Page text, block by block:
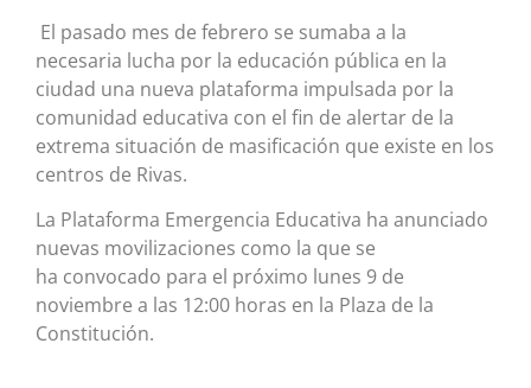
El pasado mes de febrero se sumaba a la
necesaria lucha por la educación pública en la
ciudad una nueva plataforma impulsada por la
comunidad educativa con el fin de alertar de la
extrema situación de masificación que existe en los
centros de Rivas.
La Plataforma Emergencia Educativa ha anunciado
nuevas movilizaciones como la que se
ha convocado para el próximo lunes 9 de
noviembre a las 12:00 horas en la Plaza de la
Constitución.